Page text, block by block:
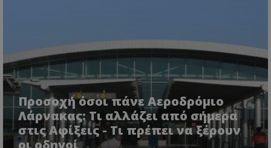
Προσοχή όσοι πάνε Αεροδρόμιο
Λάρνακας: Τι αλλάζει από σήμερα
στις Αφίξεις - Τι πρέπει να ξέρουν
οι οδηγοί